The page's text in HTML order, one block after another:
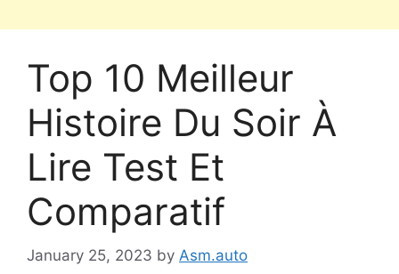
Top 10 Meilleur
Histoire Du Soir À
Lire Test Et
Comparatif
January 25, 2023 by Asm.auto